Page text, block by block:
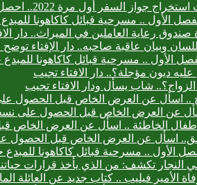
السفر أول مرة 2022.. احصل عليه خلال 24 ساعة
الأول .. مسرحية قبائل كاكاهونا
صندوق رعاية العاملين في الميراث.. دار
اللسان وبيان عاقبة صاحبه.. دار الإفتاء
الأول .. مسرحية قبائل كاكاهونا
ديون مؤجلة؟.. دار الافتاء تجيب
الزواج؟.. شاب يسأل ودار الافتاء تجيب
.. اسأل عن العرض الخاص قبل الحصول
عن العرض الخاص قبل الحصول على
الخاطئة .. اسأل عن العرض الخاص
اسأل عن العرض الخاص قبل الحصول
الأول .. مسرحية قبائل كاكاهونا
النجار تكشف: من الذي يأخذ قرارات
الأمير فيليب .. كتاب جديد عن العائلة